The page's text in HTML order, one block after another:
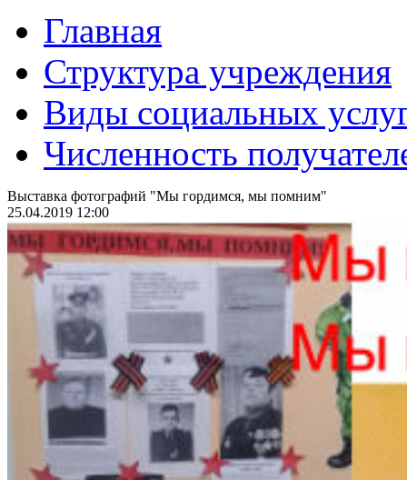
Главная
Структура учреждения
Виды социальных
Численность
Выставка фотографий "Мы гордимся, мы помним"
25.04.2019 12:00